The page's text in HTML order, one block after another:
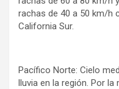
rachas de 40 a 50 km/h
California Sur.
Pacífico Norte: Cielo
lluvia en la región. Por